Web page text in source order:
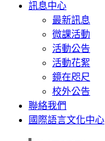
訊息中心
最新訊息
微課活動
活動公告
活動花絮
鏡在咫尺
校外公告
聯絡我們
國際語言文化中心